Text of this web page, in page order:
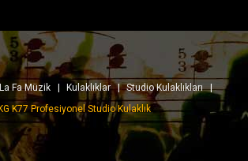
La Fa Müzik Kulaklıklar
Studio Kulaklıkları
K77 Profesiyonel Studio Kulaklık